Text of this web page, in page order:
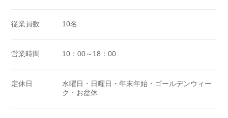
従業員数 10名
営業時間 10：00～18：00
定休日
水曜日・日曜日・年末年始・ゴールデンウィー
ク・お盆休